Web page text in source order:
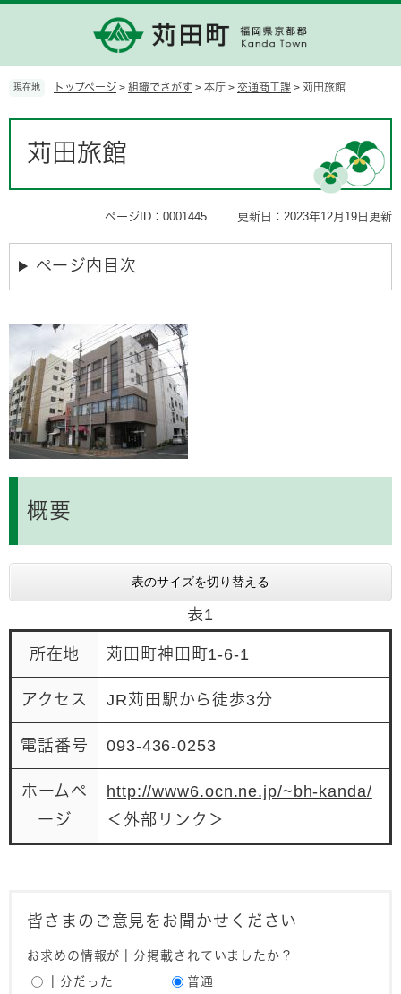
の
で
ー
ば
現在地 トップページ > 組織でさがす > 本庁 > 交通商工課 > 苅田旅館
苅田旅館
ページID：0001445 更新日：2023年12月19日更新
ページ内目次
概要
表のサイズを切り替える
表1
所在地 苅田町神田町1-6-1
アクセス JR苅田駅から徒歩3分
電話番号 093-436-0253
ホームペ
ージ
http://www6.ocn.ne.jp/~bh-kanda/
＜外部リンク＞
皆さまのご意見をお聞かせください
お求めの情報が十分掲載されていましたか？
十分だった
普通